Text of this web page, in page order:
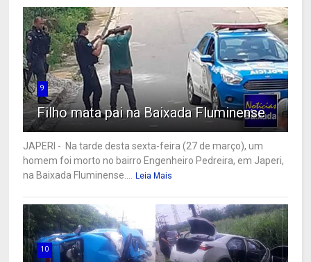
9
Filho mata pai na Baixada Fluminense
JAPERI - Na tarde desta sexta-feira (27 de março), um
homem foi morto no bairro Engenheiro Pedreira, em Japeri,
na Baixada Fluminense....
Leia Mais
10